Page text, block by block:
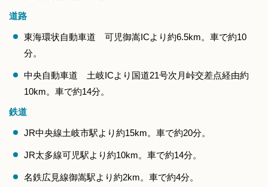
道路
東海環状自動車道 可児御嵩ICより約6.5km。車で約10
分。
中央自動車道 土岐ICより国道21号次月峠交差点経由約
10km。車で約14分。
鉄道
JR中央線土岐市駅より約15km。車で約20分。
JR太多線可児駅より約10km。車で約14分。
名鉄広見線御嵩駅より約2km。車で約4分。